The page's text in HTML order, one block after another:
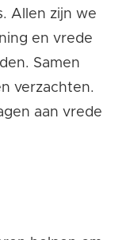
Allen zijn we
en vrede
Samen
verzachten.
aan vrede